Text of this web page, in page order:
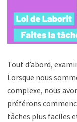
Tout d’abord,
Lorsque nous
complexe, nous
préférons
tâches plus faciles